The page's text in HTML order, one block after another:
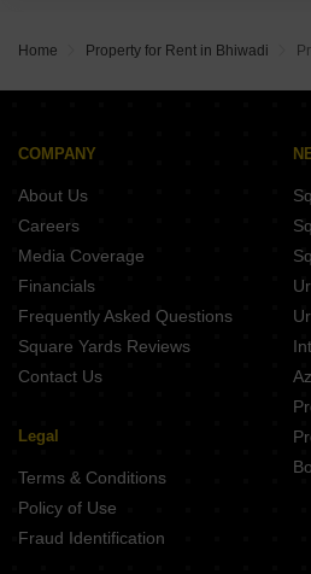
Home Property for Rent in Bhiwadi
COMPANY
About Us
Careers
Media Coverage
Financials
Frequently Asked Questions
Square Yards Reviews
Contact Us
Legal
Terms & Conditions
Policy of Use
Fraud Identification